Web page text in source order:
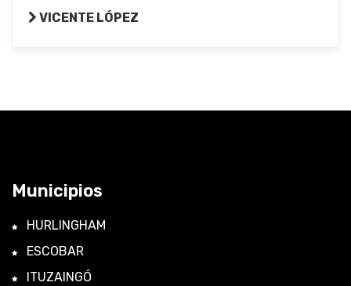
VICENTE LÓPEZ
Municipios
HURLINGHAM
ESCOBAR
ITUZAINGÓ